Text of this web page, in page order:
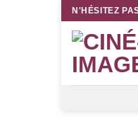
Passer
contenu
N'HÉSITEZ